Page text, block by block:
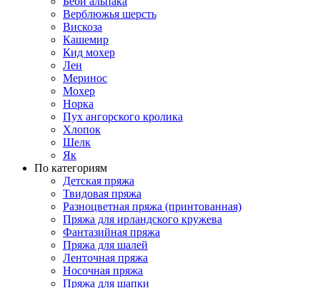
Верблюжья шерсть
Вискоза
Кашемир
Кид мохер
Лен
Меринос
Мохер
Норка
Пух ангорского кролика
Хлопок
Шелк
Як
По категориям
Детская пряжа
Твидовая пряжа
Разноцветная пряжа (принтованная)
Пряжа для ирландского кружева
Фантазийная пряжа
Пряжа для шалей
Ленточная пряжа
Носочная пряжа
Пряжа для шапки